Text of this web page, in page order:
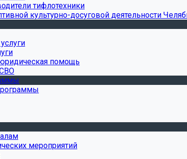
тифлотехники
культурно-досуговой деятельности
помощь
мероприятий